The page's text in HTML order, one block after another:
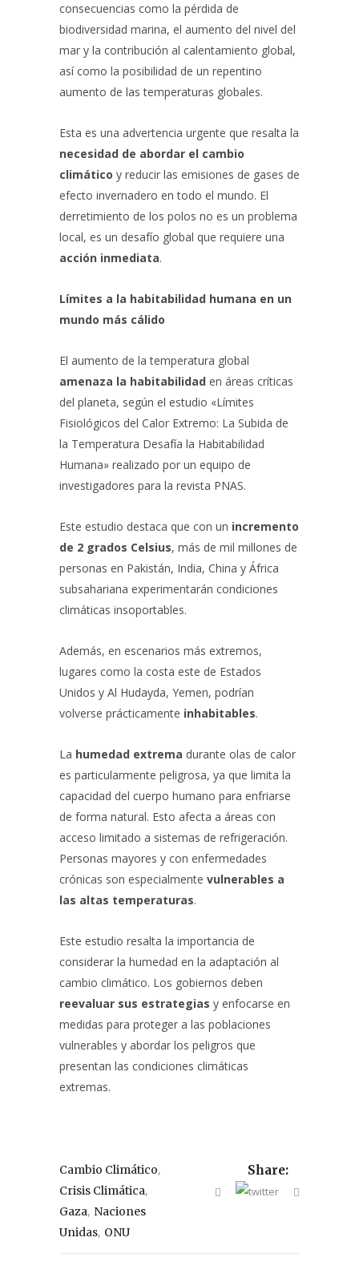
consecuencias como la pérdida de
biodiversidad marina, el aumento del nivel del
mar y la contribución al calentamiento global,
así como la posibilidad de un repentino
aumento de las temperaturas globales.
Esta es una advertencia urgente que resalta la
necesidad de abordar el cambio
climático y reducir las emisiones de gases de
efecto invernadero en todo el mundo. El
derretimiento de los polos no es un problema
local, es un desafío global que requiere una
acción inmediata.
Límites a la habitabilidad humana en un
mundo más cálido
El aumento de la temperatura global
amenaza la habitabilidad en áreas críticas
del planeta, según el estudio «Límites
Fisiológicos del Calor Extremo: La Subida de
la Temperatura Desafía la Habitabilidad
Humana» realizado por un equipo de
investigadores para la revista PNAS.
Este estudio destaca que con un incremento
de 2 grados Celsius, más de mil millones de
personas en Pakistán, India, China y África
subsahariana experimentarán condiciones
climáticas insoportables.
Además, en escenarios más extremos,
lugares como la costa este de Estados
Unidos y Al Hudayda, Yemen, podrían
volverse prácticamente inhabitables.
La humedad extrema durante olas de calor
es particularmente peligrosa, ya que limita la
capacidad del cuerpo humano para enfriarse
de forma natural. Esto afecta a áreas con
acceso limitado a sistemas de refrigeración.
Personas mayores y con enfermedades
crónicas son especialmente vulnerables a
las altas temperaturas.
Este estudio resalta la importancia de
considerar la humedad en la adaptación al
cambio climático. Los gobiernos deben
reevaluar sus estrategias y enfocarse en
medidas para proteger a las poblaciones
vulnerables y abordar los peligros que
presentan las condiciones climáticas
extremas.
Cambio Climático,
Crisis Climática,
Gaza, Naciones
Unidas, ONU
Share: